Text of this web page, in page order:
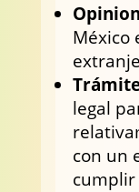
México
legal
con un
cumplir